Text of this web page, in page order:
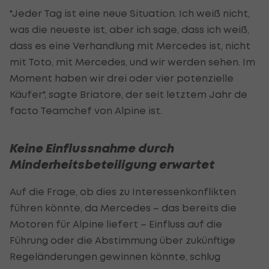
"Jeder Tag ist eine neue Situation. Ich weiß nicht,
was die neueste ist, aber ich sage, dass ich weiß,
dass es eine Verhandlung mit Mercedes ist, nicht
mit Toto, mit Mercedes, und wir werden sehen. Im
Moment haben wir drei oder vier potenzielle
Käufer", sagte Briatore, der seit letztem Jahr de
facto Teamchef von Alpine ist.
Keine Einflussnahme durch
Minderheitsbeteiligung erwartet
Auf die Frage, ob dies zu Interessenkonflikten
führen könnte, da Mercedes – das bereits die
Motoren für Alpine liefert – Einfluss auf die
Führung oder die Abstimmung über zukünftige
Regeländerungen gewinnen könnte, schlug